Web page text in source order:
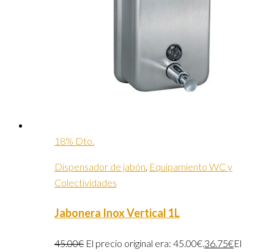
18% Dto.
Dispensador de jabón, Equipamiento WC y
Colectividades
Jabonera Inox Vertical 1L
45.00€ El precio original era: 45.00€.36.75€El